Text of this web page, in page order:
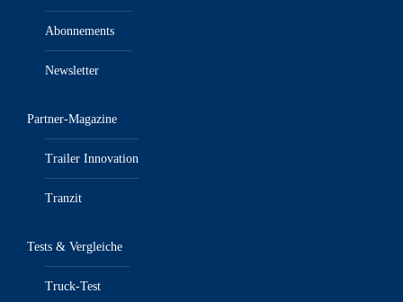
Abonnements
Newsletter
Partner-Magazine
Trailer Innovation
Tranzit
Tests & Vergleiche
Truck-Test